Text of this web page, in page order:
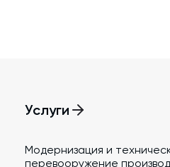
Услуги
Модернизация и
перевооружение